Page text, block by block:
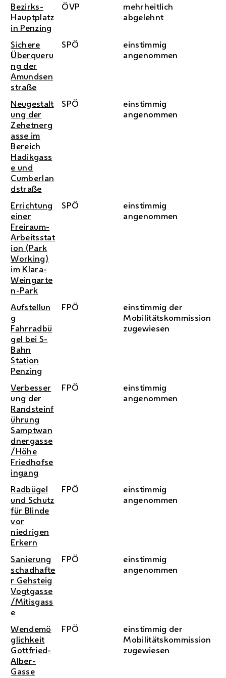
Bezirks-
Hauptplatz
in Penzing
ÖVP
mehrheitlich
abgelehnt
Sichere
Überqueru
ng der
Amundsen
straße
SPÖ
einstimmig
angenommen
Neugestalt
ung der
Zehetnerg
asse im
Bereich
Hadikgass
e und
Cumberlan
dstraße
SPÖ
einstimmig
angenommen
Errichtung
einer
Freiraum-
Arbeitsstat
ion (Park
Working)
im Klara-
Weingarte
n-Park
SPÖ
einstimmig
angenommen
Aufstellun
g
Fahrradbü
gel bei S-
Bahn
Station
Penzing
FPÖ
einstimmig der
Mobilitätskommission
zugewiesen
Verbesser
ung der
Randsteinf
ührung
Samptwan
dnergasse
/Höhe
Friedhofse
ingang
FPÖ
einstimmig
angenommen
Radbügel
und Schutz
für Blinde
vor
niedrigen
Erkern
FPÖ
einstimmig
angenommen
Sanierung
schadhafte
r Gehsteig
Vogtgasse
/Mitisgass
e
FPÖ
einstimmig
angenommen
Wendemö
glichkeit
Gottfried-
Alber-
Gasse
FPÖ
einstimmig der
Mobilitätskommission
zugewiesen